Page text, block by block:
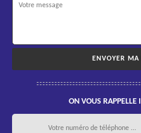
ON VOUS